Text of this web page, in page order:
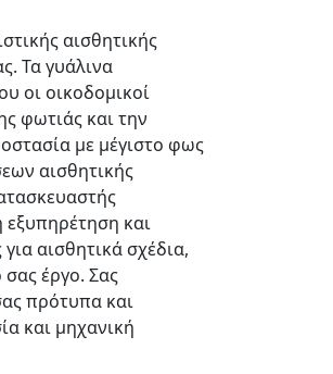
αισθητικής
Τα γυάλινα
οι οικοδομικοί
φωτιάς και την
με μέγιστο φως
αισθητικής
και
αισθητικά σχέδια,
έργο. Σας
πρότυπα και
και μηχανική